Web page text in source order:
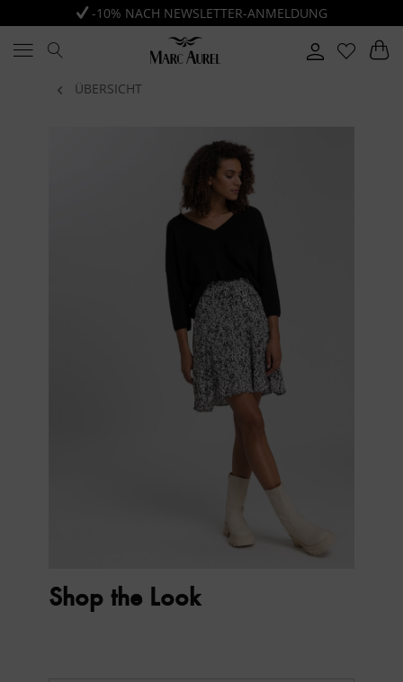
-10% NACH NEWSLETTER-ANMELDUNG
ÜBERSICHT
Shop the Look